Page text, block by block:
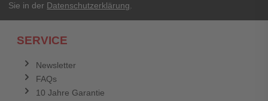
Sie in der Datenschutzerklärung
SERVICE
Newsletter
FAQs
10 Jahre Garantie